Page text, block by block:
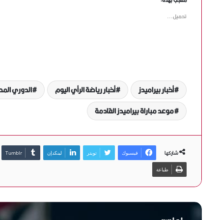
تحميل...
أخبار بيراميدز أخبار رياضة الرأي اليوم الدوري
موعد مباراة بيراميدز القادمة
شاركها فيسبوك تويتر لينكدإن
طباعة